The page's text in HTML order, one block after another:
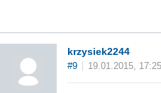
krzysiek2244
#9 19.01.2015, 17:25